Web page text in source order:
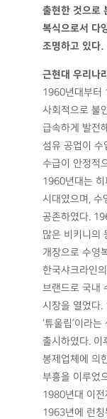
출현한 것으로
복식으로서 다
조명하고 있다.
근현대 우리나
1960년대부터
사회적으로 불
급속하게 발전
섬유 공업이 수
수급이 안정적
1960년대는
시대였으며, 수
공존하였다.
많은 비키니의
개장으로 수영
한국샤크라인
브랜드로 국내
시장을 열었다.
‘튜울립’이라
출시하였다. 이
봉제업체에 의
부흥을 이루었
1980년대 이
1963년에 런